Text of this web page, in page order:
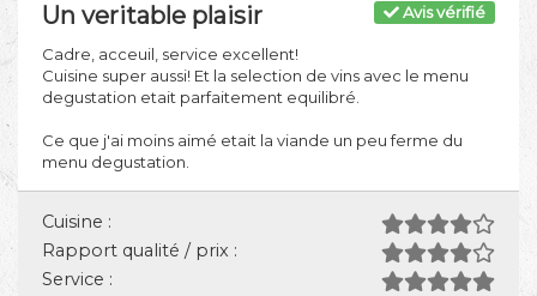
Avis vérifié
Un veritable plaisir
Cadre, acceuil, service excellent!
Cuisine super aussi! Et la selection de vins avec le menu
degustation etait parfaitement equilibré.
Ce que j'ai moins aimé etait la viande un peu ferme du
menu degustation.
Cuisine :
Rapport qualité / prix :
Service :